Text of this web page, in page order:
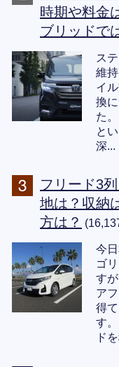
時期や料金
ブリッドで
ス
維
イ
換
た
と
深...
フリード3
地は？収納
方は？
今
ゴ
す
ア
得
す
ド